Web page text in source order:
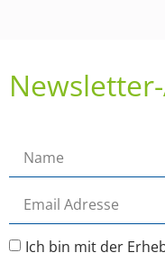
Ich bin mit der